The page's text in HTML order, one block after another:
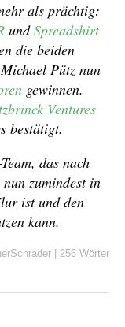
als prächtig:
undSpreadshirt
die beiden
Pütz nun
gewinnen.
Ventures
bestätigt.
das nach
nun zumindest in
ist und den
kann.
256 Wörter